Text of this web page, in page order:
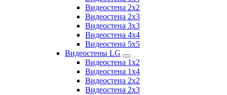
Видеостена 2x2
Видеостена 2х3
Видеостена 3x3
Видеостена 4x4
Видеостена 5x5
Видеостены LG
Видеостена 1x2
Видеостена 1x4
Видеостена 2x2
Видеостена 2x3